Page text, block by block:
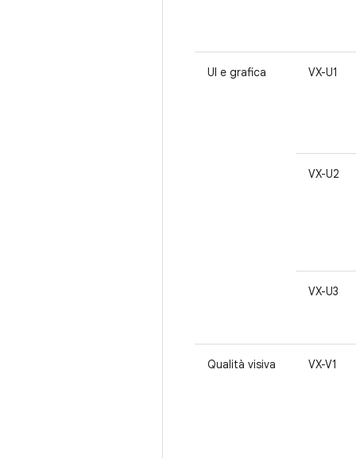
UI e grafica VX-U1
VX-U2
VX-U3
Qualità visiva VX-V1